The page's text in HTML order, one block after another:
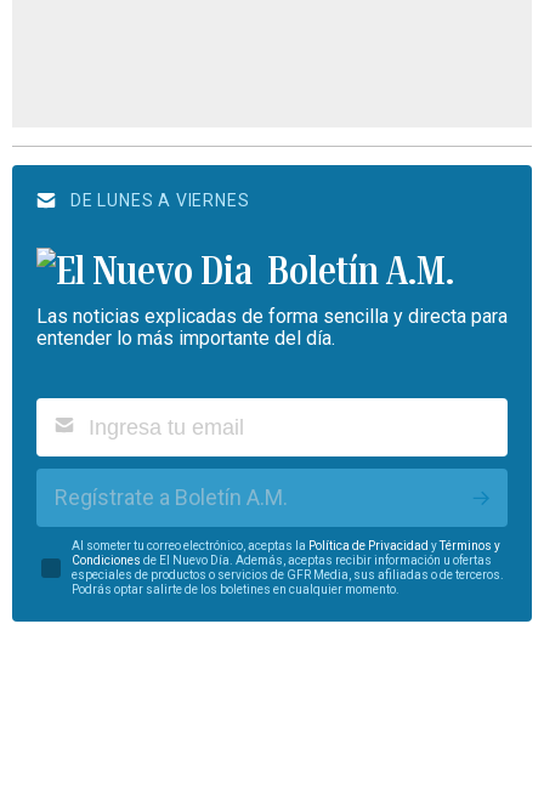
DE LUNES A VIERNES
Boletín A.M.
Las noticias explicadas de forma sencilla y directa para
entender lo más importante del día.
Regístrate a Boletín A.M.
Al someter tu correo electrónico, aceptas la Política de Privacidad yTérminos y
Condiciones de El Nuevo Día. Además, aceptas recibir información u ofertas
especiales de productos o servicios de GFR Media, sus afiliadas o de terceros.
Podrás optar salirte de los boletines en cualquier momento.